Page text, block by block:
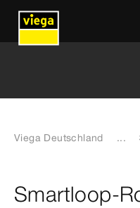
Viega Deutschland ...
Smartloop-